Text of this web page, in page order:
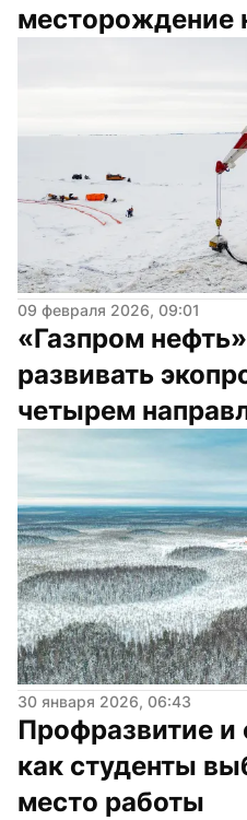
месторождение
09 февраля 2026, 09:01
«Газпром
развивать
четырем
30 января 2026, 06:43
Профразвитие и
как студенты
место работы